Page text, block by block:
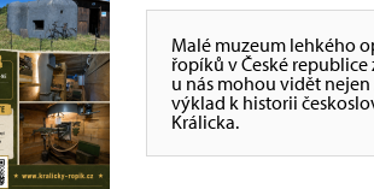
Malé muzeum lehkého
řopíků v České
u nás mohou vidět
výklad k historii
Králicka.